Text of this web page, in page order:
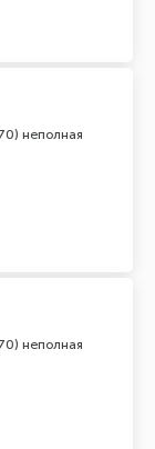
неполная
неполная